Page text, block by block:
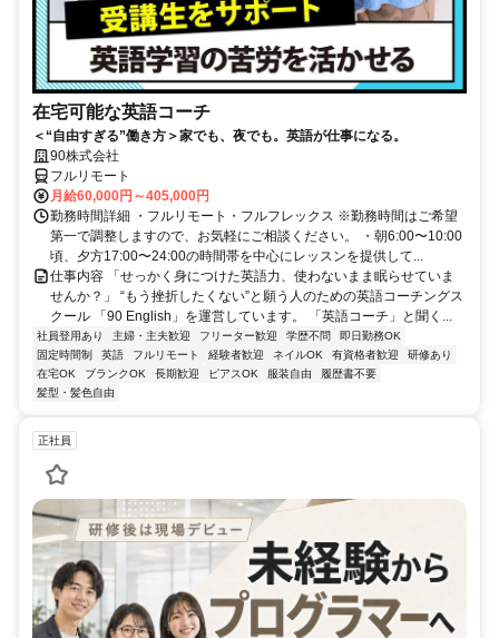
在宅可能な英語コーチ
＜“自由すぎる”働き方＞家でも、夜でも。英語が仕事になる。
90株式会社
フルリモート
月給60,000円～405,000円
勤務時間詳細 ・フルリモート・フルフレックス ※勤務時間はご希望
第一で調整しますので、お気軽にご相談ください。 ・朝6:00〜10:00
頃、夕方17:00〜24:00の時間帯を中心にレッスンを提供して...
仕事内容 「せっかく身につけた英語力、使わないまま眠らせていま
せんか？」 “もう挫折したくない”と願う人のための英語コーチングス
クール 「90 English」を運営しています。 「英語コーチ」と聞く...
社員登用あり 主婦・主夫歓迎 フリーター歓迎 学歴不問
即日勤務OK
固定時間制
英語 フルリモート 経験者歓迎 ネイルOK 有資格者歓迎
研修あり
在宅OK
ブランクOK 長期歓迎 ピアスOK 服装自由
履歴書不要
髪型・髪色自由
正社員